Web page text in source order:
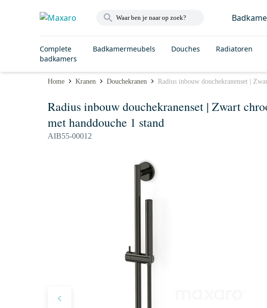
Complete
badkamers
Badkamermeubels Douches Radiatoren
Home Kranen Douchekranen Radius inbouw douchekranenset |
Radius inbouw douchekranenset | Zwart
met handdouche 1 stand
AIB55-00012